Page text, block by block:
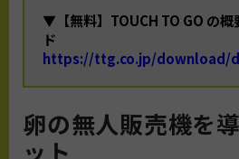
▼【無料】TOUCH TO GO の概
ド
https://ttg.co.jp/download/
卵の無人販売機を
ット